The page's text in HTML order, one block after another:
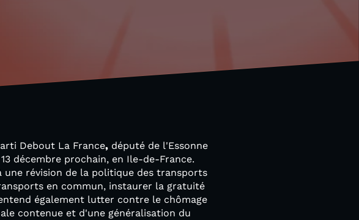
Debout La France, député de l'Essonne
décembre prochain, en Ile-de-France.
révision de la politique des transports
en commun, instaurer la gratuité
également lutter contre le chômage
contenue et d'une généralisation du